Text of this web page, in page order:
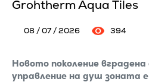
Grohtherm Aqua Tiles
08 / 07 / 2026 394
Новото поколение
управление на душ зоната